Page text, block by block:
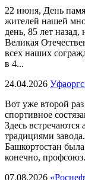
22 июня, День
жителей нашей
день, 85 лет назад,
Великая
всех наших
в 4...
24.04.2026
Вот уже второй
спортивное
Здесь
традициями
Башкортостан
конечно,
07.08.2026